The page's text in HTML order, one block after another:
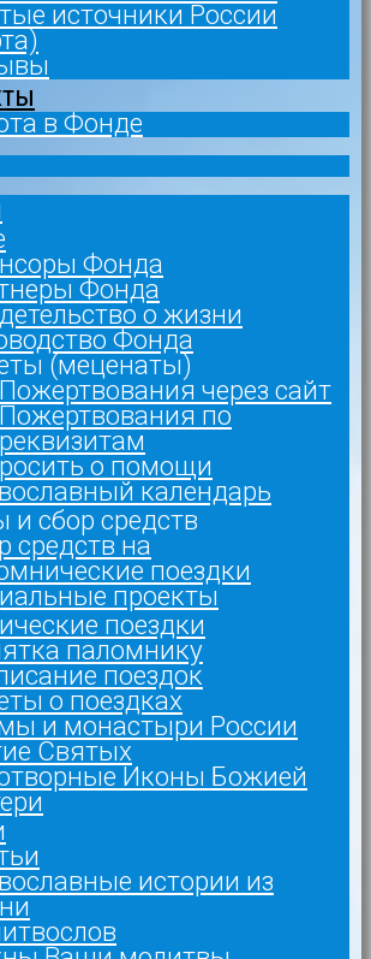
источники России
в Фонде
Фонда
Фонда
о жизни
Фонда
(меценаты)
Пожертвования через сайт
Пожертвования по
реквизитам
о помощи
календарь
и сбор средств
средств на
поездки
проекты
поездки
паломнику
поездок
о поездках
и монастыри России
Святых
Иконы Божией
истории из